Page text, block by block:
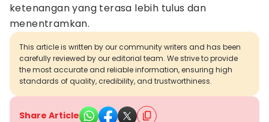
ketenangan yang terasa lebih tulus dan
menentramkan.
This article is written by our community writers and has been
carefully reviewed by our editorial team. We strive to provide
the most accurate and reliable information, ensuring high
standards of quality, credibility, and trustworthiness.
Share Article